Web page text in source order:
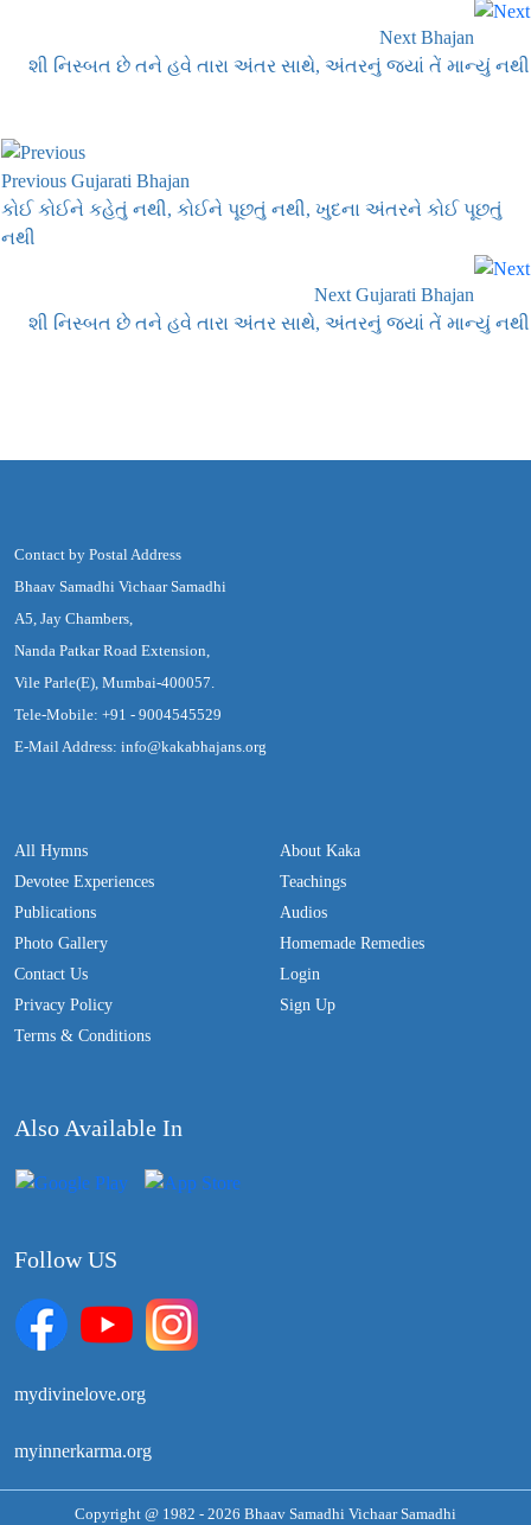
Next Bhajan
શી નિસ્બત છે તને હવે તારા અંતર સાથે, અંતરનું જ્યાં તેં માન્યું નથી
Previous Gujarati Bhajan
કોઈ કોઈને કહેતું નથી, કોઈને પૂછતું નથી, ખુદના અંતરને કોઈ પૂછતું
નથી
Next Gujarati Bhajan
શી નિસ્બત છે તને હવે તારા અંતર સાથે, અંતરનું જ્યાં તેં માન્યું નથી
Contact by Postal Address
Bhaav Samadhi Vichaar Samadhi
A5, Jay Chambers,
Nanda Patkar Road Extension,
Vile Parle(E), Mumbai-400057.
Tele-Mobile: +91 - 9004545529
E-Mail Address: info@kakabhajans.org
All Hymns
Devotee Experiences
Publications
Photo Gallery
Contact Us
Privacy Policy
Terms & Conditions
About Kaka
Teachings
Audios
Homemade Remedies
Login
Sign Up
Also Available In
Follow US
mydivinelove.org
myinnerkarma.org
Copyright @ 1982 - 2026 Bhaav Samadhi Vichaar Samadhi